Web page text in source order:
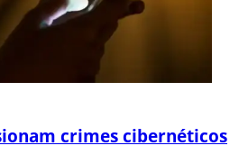
crimes cibernéticos